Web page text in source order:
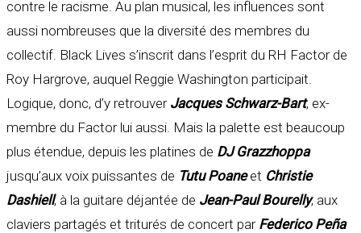
contre le racisme. Au plan musical, les influences sont
aussi nombreuses que la diversité des membres du
collectif. Black Lives s’inscrit dans l’esprit du RH Factor de
Roy Hargrove, auquel Reggie Washington participait.
Logique, donc, d’y retrouver Jacques Schwarz-Bart, ex-
membre du Factor lui aussi. Mais la palette est beaucoup
plus étendue, depuis les platines de DJ Grazzhoppa
jusqu’aux voix puissantes de Tutu Poaneet Christie
Dashiell, à la guitare déjantée de Jean-Paul Bourelly, aux
claviers partagés et triturés de concert par Federico Peña